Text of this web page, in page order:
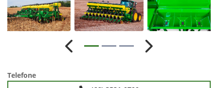
Anterior Próximo
Telefone